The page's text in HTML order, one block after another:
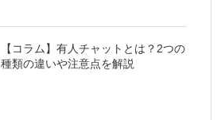
【コラム】有人チャットとは？2つの
種類の違いや注意点を解説